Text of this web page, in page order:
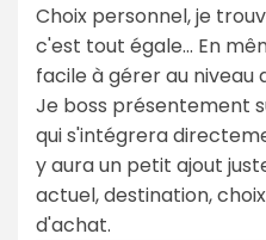
Choix personnel, je
c'est tout égale... En
facile à gérer au niveau
Je boss présentement
qui s'intégrera
y aura un petit ajout
actuel, destination,
d'achat.